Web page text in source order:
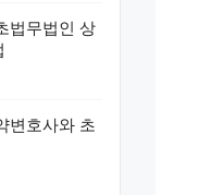
법무법인 상
변호사와 초